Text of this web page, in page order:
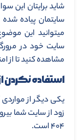
سایتمان پیاده
میتوانید این
مشاهده کنید تا از
استفاده نکردن
یکی دیگر از
زود از سایت شما
۴۰۴ است.